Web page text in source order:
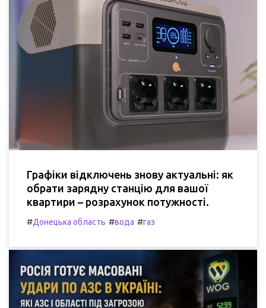
Графіки відключень знову актуальні: як
обрати зарядну станцію для вашої
квартири – розрахунок потужності.
#Донецька область #вода #газ